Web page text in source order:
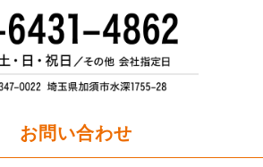
ティション職人.net
お問い合わせ